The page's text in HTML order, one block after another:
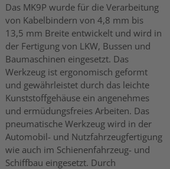
Das MK9P wurde für die Verarbeitung
von Kabelbindern von 4,8 mm bis
13,5 mm Breite entwickelt und wird in
der Fertigung von LKW, Bussen und
Baumaschinen eingesetzt. Das
Werkzeug ist ergonomisch geformt
und gewährleistet durch das leichte
Kunststoffgehäuse ein angenehmes
und ermüdungsfreies Arbeiten. Das
pneumatische Werkzeug wird in der
Automobil- und Nutzfahrzeugfertigung
wie auch im Schienenfahrzeug- und
Schiffbau eingesetzt. Durch